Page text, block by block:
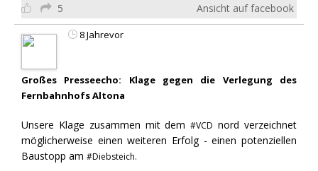
5 Ansicht auf facebook
8 Jahrevor
Großes Presseecho: Klage gegen die Verlegung des
Fernbahnhofs Altona
Unsere Klage zusammen mit dem#VCD nord verzeichnet
möglicherweise einen weiteren Erfolg - einen potenziellen
Baustopp am #Diebsteich.